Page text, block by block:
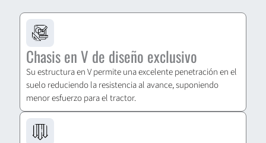
Chasis en V de diseño exclusivo
Su estructura en V permite una excelente penetración en el
suelo reduciendo la resistencia al avance, suponiendo
menor esfuerzo para el tractor.